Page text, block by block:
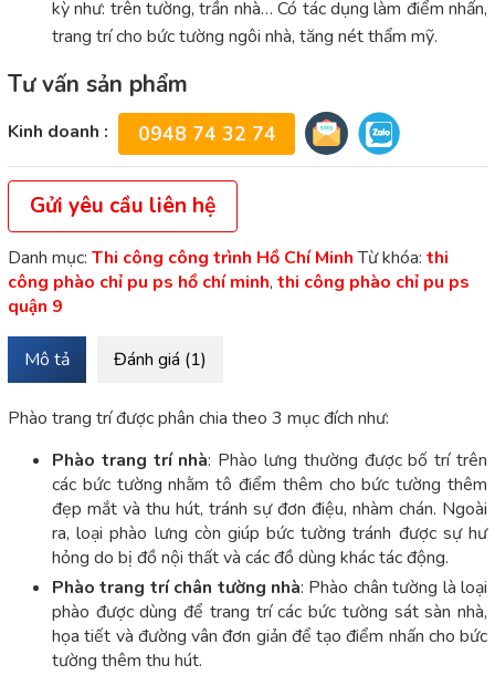
kỳ như: trên tường, trần nhà… Có tác dụng làm điểm nhấn,
trang trí cho bức tường ngôi nhà, tăng nét thẩm mỹ.
Tư vấn sản phẩm
Kinh doanh : 0948 74 32 74
Gửi yêu cầu liên hệ
Danh mục: Thi công công trình Hồ Chí Minh Từ khóa: thi
công phào chỉ pu ps hồ chí minh, thi công phào chỉ pu ps
quận 9
Mô tả Đánh giá (1)
Phào trang trí được phân chia theo 3 mục đích như:
Phào trang trí nhà: Phào lưng thường được bố trí trên
các bức tường nhằm tô điểm thêm cho bức tường thêm
đẹp mắt và thu hút, tránh sự đơn điệu, nhàm chán. Ngoài
ra, loại phào lưng còn giúp bức tường tránh được sự hư
hỏng do bị đồ nội thất và các đồ dùng khác tác động.
Phào trang trí chân tường nhà: Phào chân tường là loại
phào được dùng để trang trí các bức tường sát sàn nhà,
họa tiết và đường vân đơn giản để tạo điểm nhấn cho bức
tường thêm thu hút.